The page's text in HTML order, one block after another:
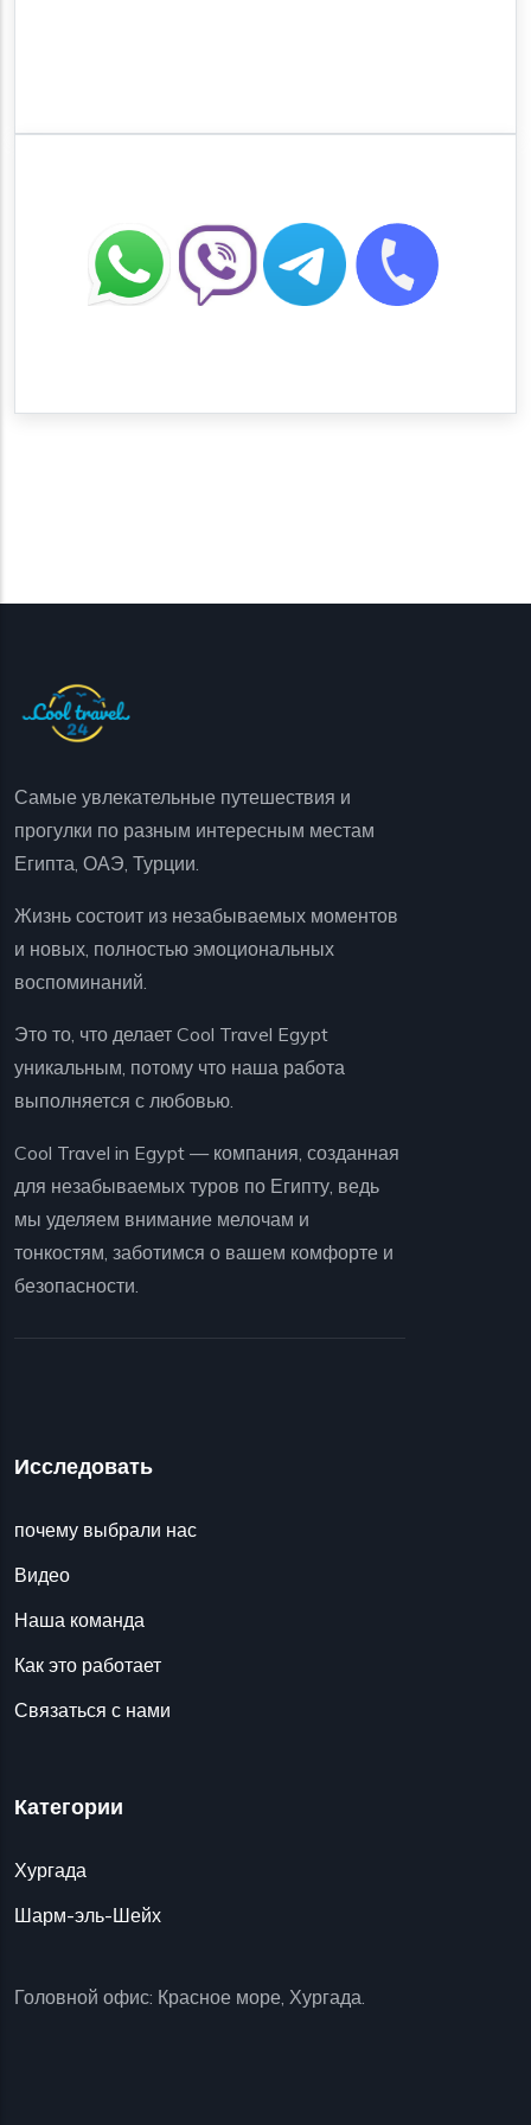
Самые увлекательные путешествия и
прогулки по разным интересным местам
Египта, ОАЭ, Турции.
Жизнь состоит из незабываемых моментов
и новых, полностью эмоциональных
воспоминаний.
Это то, что делает Cool Travel Egypt
уникальным, потому что наша работа
выполняется с любовью.
Cool Travel in Egypt — компания, созданная
для незабываемых туров по Египту, ведь
мы уделяем внимание мелочам и
тонкостям, заботимся о вашем комфорте и
безопасности.
Исследовать
почему выбрали нас
Видео
Наша команда
Как это работает
Связаться с нами
Категории
Хургада
Шарм-эль-Шейх
Головной офис: Красное море, Хургада.